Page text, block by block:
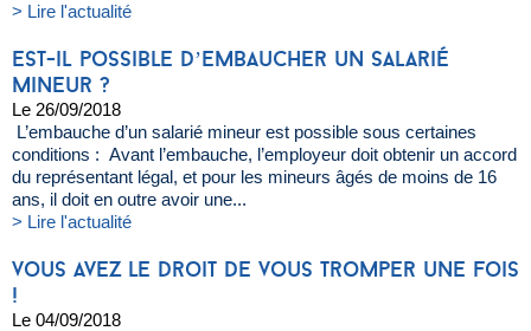
> Lire l'actualité
est-il possible d’embaucher un salarié
mineur ?
Le 26/09/2018
L’embauche d’un salarié mineur est possible sous certaines
conditions : Avant l’embauche, l’employeur doit obtenir un accord
du représentant légal, et pour les mineurs âgés de moins de 16
ans, il doit en outre avoir une...
> Lire l'actualité
vous avez le droit de vous tromper une fois
!
Le 04/09/2018